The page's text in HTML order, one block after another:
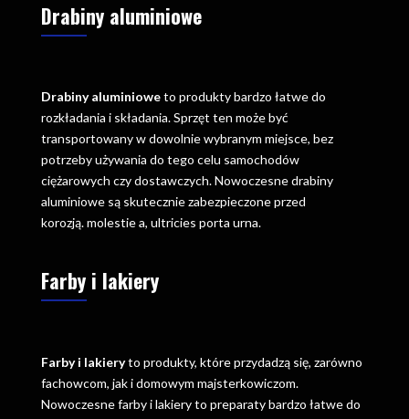
Drabiny aluminiowe
Drabiny aluminioweto produkty bardzo łatwe do
rozkładania i składania. Sprzęt ten może być
transportowany w dowolnie wybranym miejsce, bez
potrzeby używania do tego celu samochodów
ciężarowych czy dostawczych. Nowoczesne drabiny
aluminiowe są skutecznie zabezpieczone przed
korozją. molestie a, ultricies porta urna.
Farby i lakiery
Farby i lakieryto produkty, które przydadzą się, zarówno
fachowcom, jak i domowym majsterkowiczom.
Nowoczesne farby i lakiery to preparaty bardzo łatwe do